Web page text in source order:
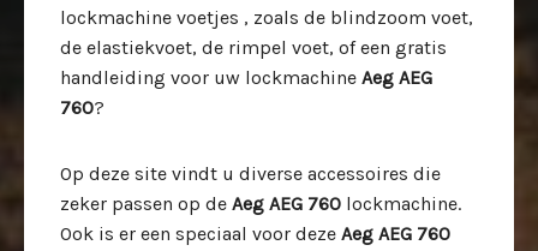
lockmachine voetjes , zoals de blindzoom voet,
de elastiekvoet, de rimpel voet, of een gratis
handleiding voor uw lockmachine Aeg AEG
760?
Op deze site vindt u diverse accessoires die
zeker passen op de Aeg AEG 760 lockmachine.
Ook is er een speciaal voor deze Aeg AEG 760